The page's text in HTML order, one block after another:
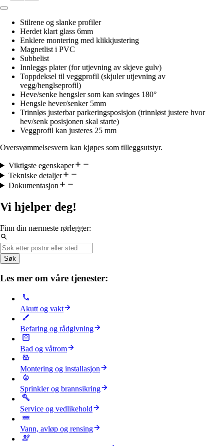
Stilrene og slanke profiler
Herdet klart glass 6mm
Enklere montering med klikkjustering
Magnetlist i PVC
Subbelist
Innleggs plater (for utjevning av skjeve gulv)
Toppdeksel til veggprofil (skjuler utjevning av
vegg/henglseprofil)
Heve/senke hengsler som kan svinges 180°
Hengsle hever/senker 5mm
Trinnløs justerbar parkeringsposisjon (trinnløst justere hvor
hev/senk posisjonen skal starte)
Veggprofil kan justeres 25 mm
Oversvømmelsesvern kan kjøpes som tilleggsutstyr.
Viktigste egenskaper
Tekniske detaljer
Dokumentasjon
Vi hjelper deg!
Finn din nærmeste rørlegger:
Søk
Les mer om våre tjenester:
Akutt og vakt
Befaring og rådgivning
Bad og våtrom
Montering og installasjon
Sprinkler og brannsikring
Service og vedlikehold
Vann, avløp og rensing